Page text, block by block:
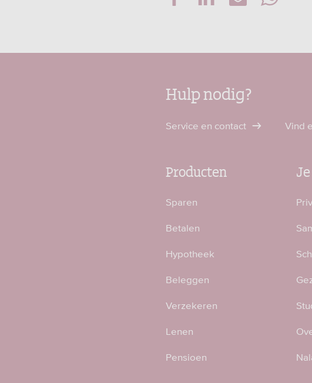
Hulp nodig?
Service en contact Vind
Producten
Sparen
Betalen
Hypotheek
Beleggen
Verzekeren
Lenen
Pensioen